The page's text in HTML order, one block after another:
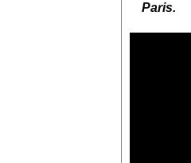
Paris.